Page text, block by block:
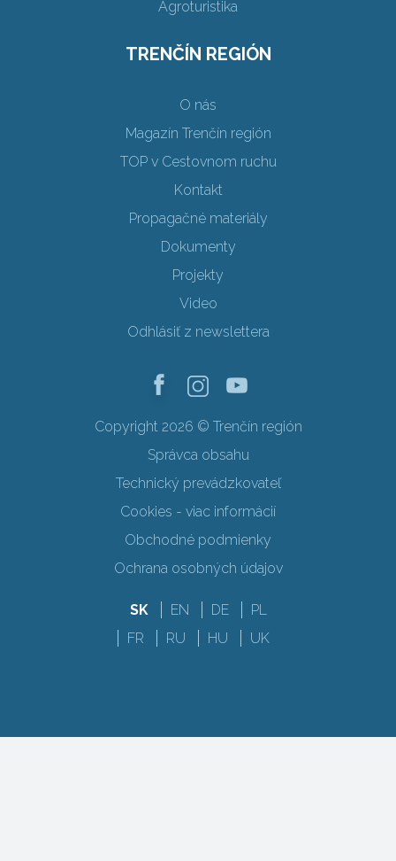
Agroturistika
TRENČÍN REGIÓN
O nás
Magazín Trenčín región
TOP v Cestovnom ruchu
Kontakt
Propagačné materiály
Dokumenty
Projekty
Video
Odhlásiť z newslettera
Copyright 2026 © Trenčín región
Správca obsahu
Technický prevádzkovateľ
Cookies - viac informácií
Obchodné podmienky
Ochrana osobných údajov
SK EN DE
PL
FR
RU HU UK